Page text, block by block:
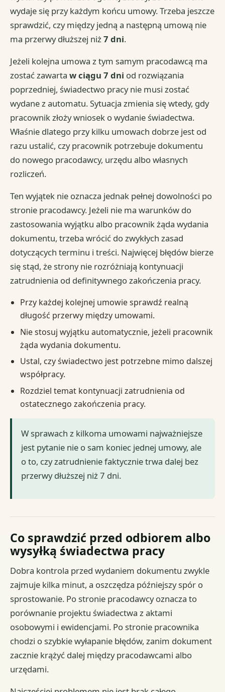
wydaje się przy każdym końcu umowy. Trzeba jeszcze
sprawdzić, czy między jedną a następną umową nie
ma przerwy dłuższej niż7 dni.
Jeżeli kolejna umowa z tym samym pracodawcą ma
zostać zawartaw ciągu 7 dni od rozwiązania
poprzedniej, świadectwo pracy nie musi zostać
wydane z automatu. Sytuacja zmienia się wtedy, gdy
pracownik złoży wniosek o wydanie świadectwa.
Właśnie dlatego przy kilku umowach dobrze jest od
razu ustalić, czy pracownik potrzebuje dokumentu
do nowego pracodawcy, urzędu albo własnych
rozliczeń.
Ten wyjątek nie oznacza jednak pełnej dowolności po
stronie pracodawcy. Jeżeli nie ma warunków do
zastosowania wyjątku albo pracownik żąda wydania
dokumentu, trzeba wrócić do zwykłych zasad
dotyczących terminu i treści. Najwięcej błędów bierze
się stąd, że strony nie rozróżniają kontynuacji
zatrudnienia od definitywnego zakończenia pracy.
Przy każdej kolejnej umowie sprawdź realną
długość przerwy między umowami.
Nie stosuj wyjątku automatycznie, jeżeli pracownik
żąda wydania dokumentu.
Ustal, czy świadectwo jest potrzebne mimo dalszej
współpracy.
Rozdziel temat kontynuacji zatrudnienia od
ostatecznego zakończenia pracy.
W sprawach z kilkoma umowami najważniejsze
jest pytanie nie o sam koniec jednej umowy, ale
o to, czy zatrudnienie faktycznie trwa dalej bez
przerwy dłuższej niż 7 dni.
Co sprawdzić przed odbiorem albo
wysyłką świadectwa pracy
Dobra kontrola przed wydaniem dokumentu zwykle
zajmuje kilka minut, a oszczędza późniejszy spór o
sprostowanie. Po stronie pracodawcy oznacza to
porównanie projektu świadectwa z aktami
osobowymi i ewidencjami. Po stronie pracownika
chodzi o szybkie wyłapanie błędów, zanim dokument
zacznie krążyć dalej między pracodawcami albo
urzędami.